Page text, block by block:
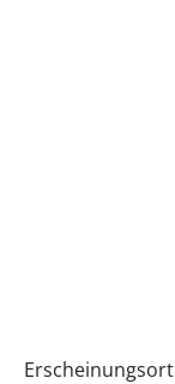
Erscheinungsort